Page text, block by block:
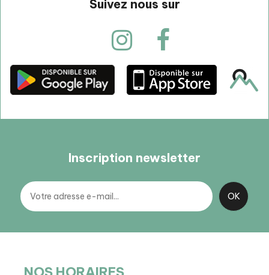
Suivez nous sur
Inscription newsletter